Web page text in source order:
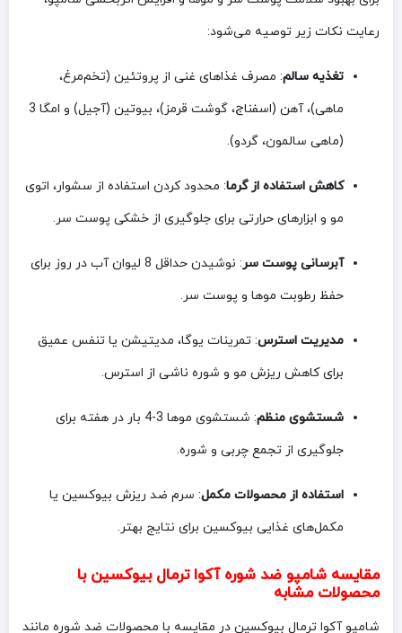
رعایت نکات زیر توصیه می‌شود:
تغذیه سالم: مصرف غذاهای غنی از پروتئین (تخم‌مرغ،
ماهی)، آهن (اسفناج، گوشت قرمز)، بیوتین (آجیل) و امگا 3
(ماهی سالمون، گردو).
کاهش استفاده از گرما: محدود کردن استفاده از سشوار، اتوی
مو و ابزارهای حرارتی برای جلوگیری از خشکی پوست سر.
آبرسانی پوست سر
: نوشیدن حداقل 8 لیوان آب در روز برای
حفظ رطوبت موها و پوست سر.
مدیریت استرس: تمرینات یوگا، مدیتیشن یا تنفس عمیق
برای کاهش ریزش مو و شوره ناشی از استرس.
شستشوی منظم
: شستشوی موها 3-4 بار در هفته برای
جلوگیری از تجمع چربی و شوره.
استفاده از محصولات مکمل: سرم ضد ریزش بیوکسین یا
مکمل‌های غذایی بیوکسین برای نتایج بهتر.
مقایسه شامپو ضد شوره آکوا ترمال بیوکسین با
محصولات مشابه
شامپو آکوا ترمال بیوکسین در مقایسه با محصولات ضد شوره مانند